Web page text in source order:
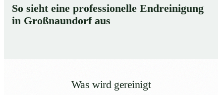
So sieht eine professionelle Endreinigung
in Großnaundorf aus
Was wird gereinigt